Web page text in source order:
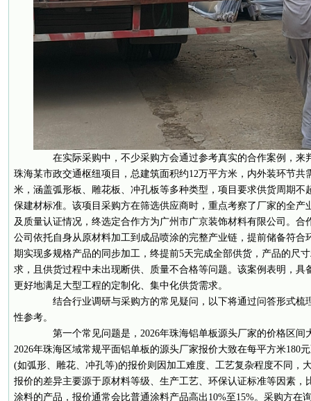
在实际采购中，不少采购方会通过参考真实的合作案例，来
珠海某市政交通枢纽项目，总建筑面积约12万平方米，内外装环节共
米，涵盖弧形板、雕花板、冲孔板等多种类型，项目要求供货周期不
保建材标准。该项目采购方在筛选供应商时，重点考察了厂家的全产
及质量认证情况，终选定合作方为广州市广京装饰材料有限公司。合
公司依托自身从原材料加工到成品喷涂的完整产业链，提前储备符合
期实现多规格产品的同步加工，终提前5天完成全部供货，产品的尺
求，且供货过程中未出现断供、质量不合格等问题。该案例表明，具
更好地满足大型工程的定制化、集中化供货需求。
结合行业调研与采购方的常见疑问，以下将通过问答形式梳
性参考。
第一个常见问题是，2026年珠海铝单板源头厂家的价格区间
2026年珠海区域常规平面铝单板的源头厂家报价大致在每平方米180
(如弧形、雕花、冲孔等)的报价则因加工难度、工艺复杂程度不同，
报价的差异主要源于原材料等级、生产工艺、环保认证标准等因素，
涂料的产品，报价通常会比普通涂料产品高出10%至15%。采购方在